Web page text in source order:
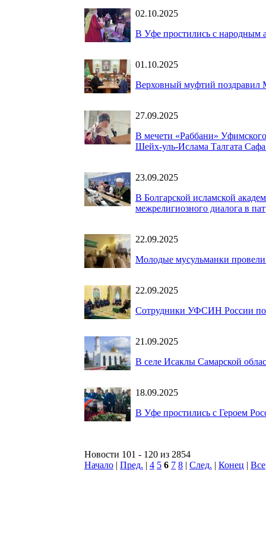
02.10.2025
В Уфе простились с
01.10.2025
Верховный муфтий поздравил
27.09.2025
В мечети «Раббани»
Шейх-уль-Ислама Талгата
23.09.2025
В Болгарской исламской
межрелигиозного диалога в
22.09.2025
Молодые мусульманки
22.09.2025
Сотрудники УФСИН России по
21.09.2025
В селе Исаклы Самарской
18.09.2025
В Уфе простились с Героем
Новости 101 - 120 из 2854
Начало | Пред. | 4 5 6 7 8 | След. | Конец | Все